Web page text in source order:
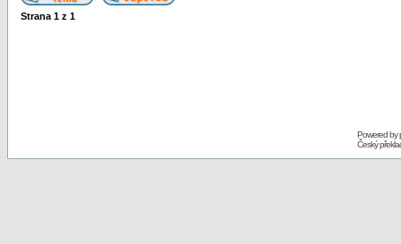
Strana 1 z 1
Powered by
Český